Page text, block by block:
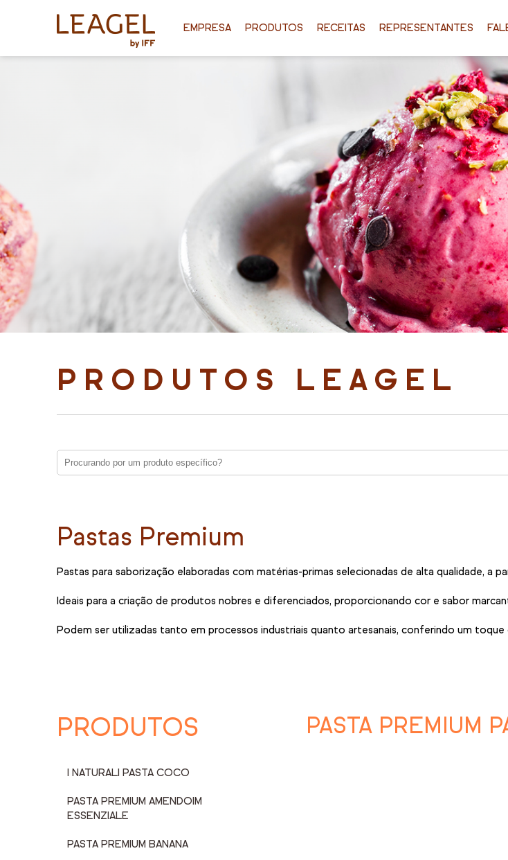
EMPRESA PRODUTOS RECEITAS REPRESENTANTES
PRODUTOS LEAGEL
Pastas Premium
Pastas para saborização elaboradas com matérias-primas selecionadas de alta qualidade, a
Ideais para a criação de produtos nobres e diferenciados, proporcionando cor e sabor
Podem ser utilizadas tanto em processos industriais quanto artesanais, conferindo um
PRODUTOS
I NATURALI PASTA COCO
PASTA PREMIUM AMENDOIM
ESSENZIALE
PASTA PREMIUM BANANA
PASTA PREMIUM